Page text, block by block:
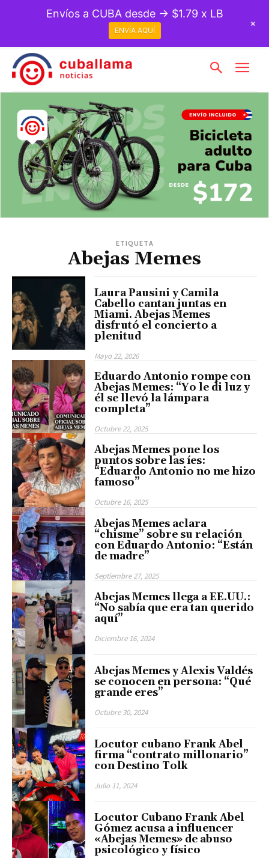
ETIQUETA
Abejas Memes
Laura Pausini y Camila
Cabello cantan juntas en
Miami. Abejas Memes
disfrutó el concierto a
plenitud
Mayo 22, 2026
Eduardo Antonio rompe con
Abejas Memes: “Yo le di luz y
él se llevó la lámpara
completa”
Octubre 22, 2025
Abejas Memes pone los
puntos sobre las íes:
“Eduardo Antonio no me hizo
famoso”
Octubre 16, 2025
Abejas Memes aclara
“chisme” sobre su relación
con Eduardo Antonio: “Están
de madre”
Septiembre 27, 2025
Abejas Memes llega a EE.UU.:
“No sabía que era tan querido
aquí”
Diciembre 16, 2024
Abejas Memes y Alexis Valdés
se conocen en persona: “Qué
grande eres”
Octubre 30, 2024
Locutor cubano Frank Abel
firma “contrato millonario”
con Destino Tolk
Julio 11, 2024
Locutor Cubano Frank Abel
Gómez acusa a influencer
«Abejas Memes» de abuso
psicológico y físico
Envíos a CUBA desde → $1.79 x LB
ENVÍA AQUÍ
+